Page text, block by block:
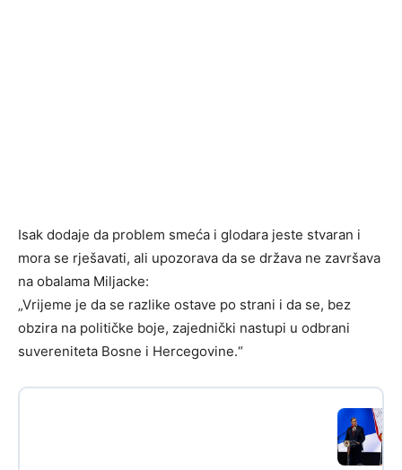
Isak dodaje da problem smeća i glodara jeste stvaran i
mora se rješavati, ali upozorava da se država ne završava
na obalama Miljacke:
„Vrijeme je da se razlike ostave po strani i da se, bez
obzira na političke boje, zajednički nastupi u odbrani
suvereniteta Bosne i Hercegovine.“